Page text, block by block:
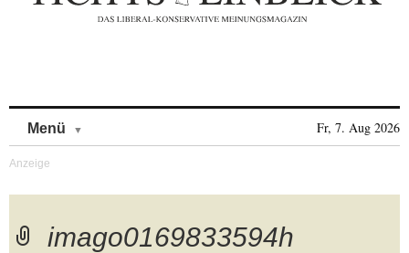
Menü Fr, 7. Aug 2026
imago0169833594h